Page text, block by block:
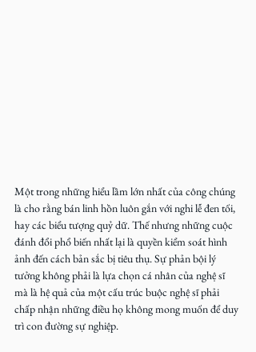
Một trong những hiểu lầm lớn nhất của công chúng
là cho rằng bán linh hồn luôn gắn với nghi lễ đen tối,
hay các biểu tượng quỷ dữ. Thế nhưng những cuộc
đánh đổi phổ biến nhất lại là quyền kiểm soát hình
ảnh đến cách bản sắc bị tiêu thụ. Sự phản bội lý
tưởng không phải là lựa chọn cá nhân của nghệ sĩ
mà là hệ quả của một cấu trúc buộc nghệ sĩ phải
chấp nhận những điều họ không mong muốn để duy
trì con đường sự nghiệp.